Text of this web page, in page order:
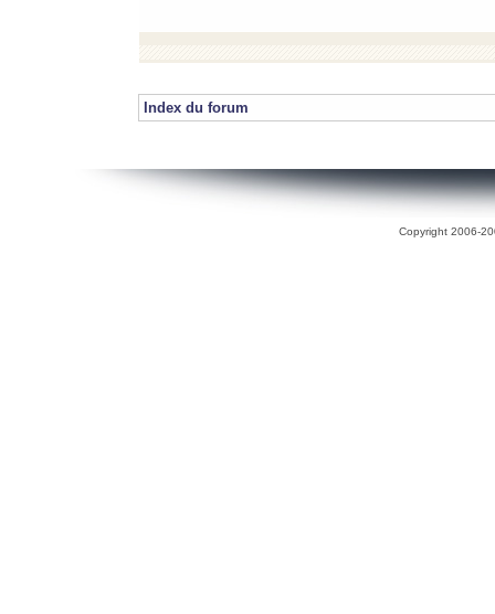
Index du forum
Copyright 2006-